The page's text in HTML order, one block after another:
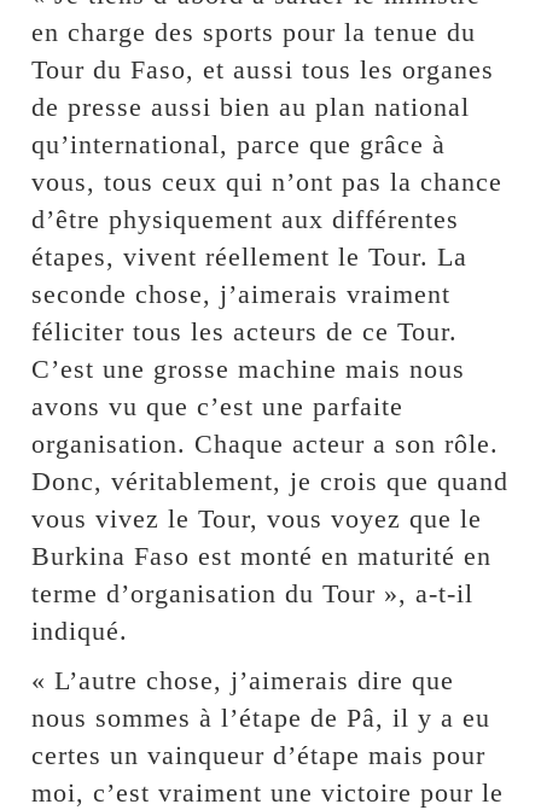
en charge des sports pour la tenue du
Tour du Faso, et aussi tous les organes
de presse aussi bien au plan national
qu’international, parce que grâce à
vous, tous ceux qui n’ont pas la chance
d’être physiquement aux différentes
étapes, vivent réellement le Tour. La
seconde chose, j’aimerais vraiment
féliciter tous les acteurs de ce Tour.
C’est une grosse machine mais nous
avons vu que c’est une parfaite
organisation. Chaque acteur a son rôle.
Donc, véritablement, je crois que quand
vous vivez le Tour, vous voyez que le
Burkina Faso est monté en maturité en
terme d’organisation du Tour », a-t-il
indiqué.
« L’autre chose, j’aimerais dire que
nous sommes à l’étape de Pâ, il y a eu
certes un vainqueur d’étape mais pour
moi, c’est vraiment une victoire pour le